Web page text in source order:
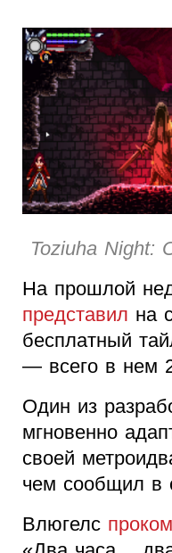
Toziuha Night:
На прошлой
представил на
бесплатный
— всего в нем
Один из
мгновенно
своей
чем сообщил в
Влюгелс